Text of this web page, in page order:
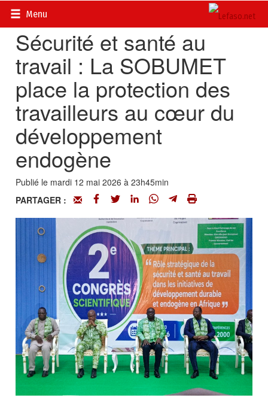
Menu
Accueil>
Sécurité et santé au
travail : La SOBUMET
place la protection des
travailleurs au cœur du
développement
endogène
Publié le mardi 12 mai 2026 à 23h45min
PARTAGER :